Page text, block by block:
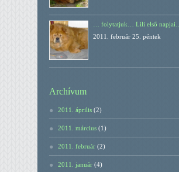
… folytatjuk… Lili első napjai…
2011. február 25. péntek
Archívum
2011. április (2)
2011. március (1)
2011. február (2)
2011. január (4)